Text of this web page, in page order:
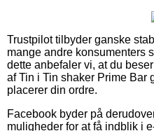
Trustpilot tilbyder ganske
mange andre konsumenters
dette anbefaler vi, at du
af Tin i Tin shaker Prime Bar
placerer din ordre.
Facebook byder på
muligheder for at få indblik i